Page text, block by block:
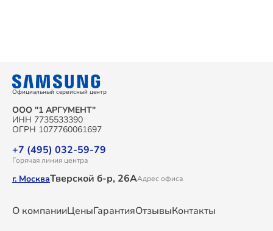
Официальный сервисный центр
ООО "1 АРГУМЕНТ"
ИНН 7735533390
ОГРН 1077760061697
+7 (495) 032-59-79
Горячая линия центра
г. МоскваТверской б-р, 26ААдрес офиса
О компанииЦеныГарантияОтзывыКонтакты